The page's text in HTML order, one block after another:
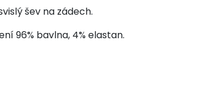
šev na zádech.
96% bavlna, 4% elastan.